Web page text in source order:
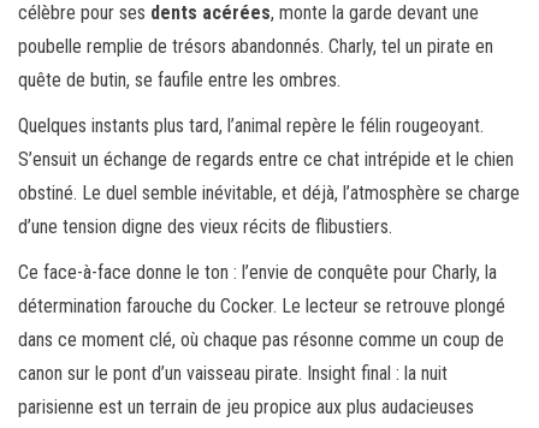
célèbre pour ses dents acérées, monte la garde devant une
poubelle remplie de trésors abandonnés. Charly, tel un pirate en
quête de butin, se faufile entre les ombres.
Quelques instants plus tard, l’animal repère le félin rougeoyant.
S’ensuit un échange de regards entre ce chat intrépide et le chien
obstiné. Le duel semble inévitable, et déjà, l’atmosphère se charge
d’une tension digne des vieux récits de flibustiers.
Ce face-à-face donne le ton : l’envie de conquête pour Charly, la
détermination farouche du Cocker. Le lecteur se retrouve plongé
dans ce moment clé, où chaque pas résonne comme un coup de
canon sur le pont d’un vaisseau pirate. Insight final : la nuit
parisienne est un terrain de jeu propice aux plus audacieuses